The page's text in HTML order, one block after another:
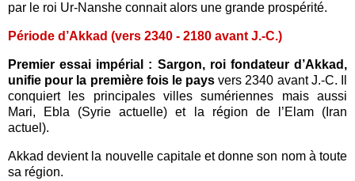
par le roi Ur-Nanshe connait alors une grande prospérité.
Période d’Akkad (vers 2340 - 2180 avant J.-C.)
Premier essai impérial : Sargon, roi fondateur d’Akkad,
unifie pour la première fois le pays vers 2340 avant J.-C. Il
conquiert les principales villes sumériennes mais aussi
Mari, Ebla (Syrie actuelle) et la région de l’Elam (Iran
actuel).
Akkad devient la nouvelle capitale et donne son nom à toute
sa région.